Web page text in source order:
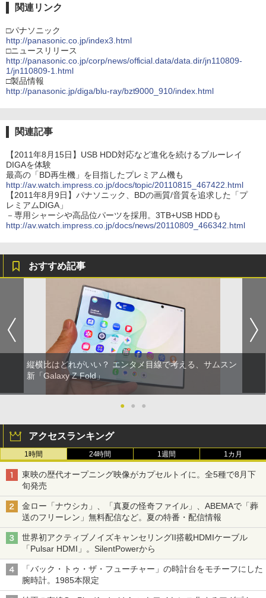
関連リンク
□パナソニック
http://panasonic.co.jp/index3.html
□ニュースリリース
http://panasonic.co.jp/corp/news/official.data/data.dir/jn110809-
1/jn110809-1.html
□製品情報
http://panasonic.jp/diga/blu-ray/bzt9000_910/index.html
関連記事
【2011年8月15日】USB HDD対応など進化を続けるブルーレイ
DIGAを体験
最高の「BD再生機」を目指したプレミアム機も
http://av.watch.impress.co.jp/docs/topic/20110815_467422.html
【2011年8月9日】パナソニック、BDの画質/音質を追求した「プ
レミアムDIGA」
－専用シャーシや高品位パーツを採用。3TB+USB HDDも
http://av.watch.impress.co.jp/docs/news/20110809_466342.html
おすすめ記事
縦横比はどれがいい？ エンタメ目線で考える、サムスン
新「Galaxy Z Fold」
● ● ●
アクセスランキング
1時間 24時間 1週間 1カ月
東映の歴代オープニング映像がカプセルトイに。全5種で8月下
旬発売
金ロー「ナウシカ」、「真夏の怪奇ファイル」、ABEMAで「葬
送のフリーレン」無料配信など。夏の特番・配信情報
世界初アクティブノイズキャンセリングII搭載HDMIケーブル
「Pulsar HDMI」。SilentPowerから
「バック・トゥ・ザ・フューチャー」の時計台をモチーフにした
腕時計。1985本限定